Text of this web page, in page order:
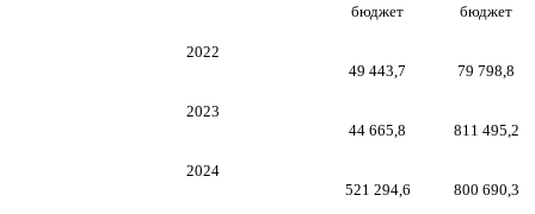
бюджет
бюджет
2022
49 443,7
79 798,8
2023
44 665,8
811 495,2
2024
521 294,6
800 690,3